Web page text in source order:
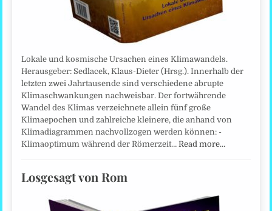
Lokale und kosmische Ursachen eines Klimawandels.
Herausgeber: Sedlacek, Klaus-Dieter (Hrsg.). Innerhalb der
letzten zwei Jahrtausende sind verschiedene abrupte
Klimaschwankungen nachweisbar. Der fortwährende
Wandel des Klimas verzeichnete allein fünf große
Klimaepochen und zahlreiche kleinere, die anhand von
Klimadiagrammen nachvollzogen werden können: -
Klimaoptimum während der Römerzeit…Read more…
Losgesagt von Rom